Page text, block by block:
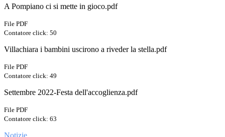
A Pompiano ci si mette in gioco.pdf
File PDF
Contatore click: 50
Villachiara i bambini uscirono a riveder la stella.pdf
File PDF
Contatore click: 49
Settembre 2022-Festa dell'accoglienza.pdf
File PDF
Contatore click: 63
Notizie